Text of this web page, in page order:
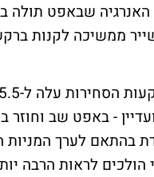
האנרגיה שבאפט תולה
- באפט שב
בהתאם לערך
הולכים לראות הרבה